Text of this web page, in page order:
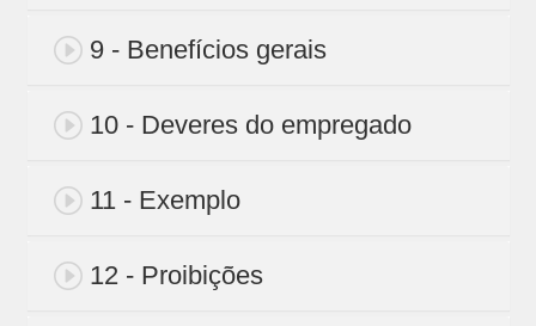
9 - Benefícios gerais
10 - Deveres do empregado
11 - Exemplo
12 - Proibições